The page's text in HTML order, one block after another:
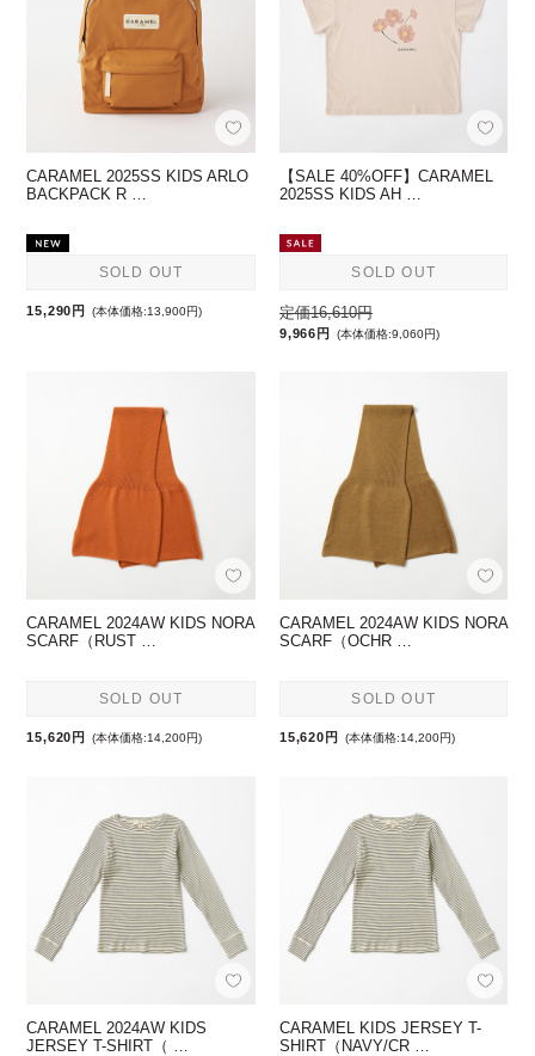
CARAMEL 2025SS KIDS ARLO
BACKPACK R …
SOLD OUT
15,290円 (本体価格:13,900円)
【SALE 40%OFF】CARAMEL
2025SS KIDS AH …
SOLD OUT
定価16,610円
9,966円 (本体価格:9,060円)
CARAMEL 2024AW KIDS NORA
SCARF（RUST …
SOLD OUT
15,620円 (本体価格:14,200円)
CARAMEL 2024AW KIDS NORA
SCARF（OCHR …
SOLD OUT
15,620円 (本体価格:14,200円)
CARAMEL 2024AW KIDS
JERSEY T-SHIRT（ …
CARAMEL KIDS JERSEY T-
SHIRT（NAVY/CR …